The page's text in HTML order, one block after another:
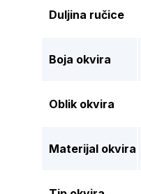
Duljina ručice
Boja okvira
Oblik okvira
Materijal okvira